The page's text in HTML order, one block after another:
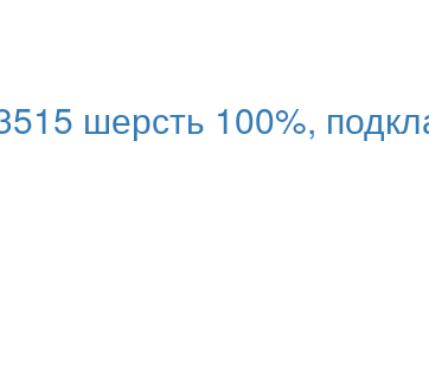
шерсть 100%,